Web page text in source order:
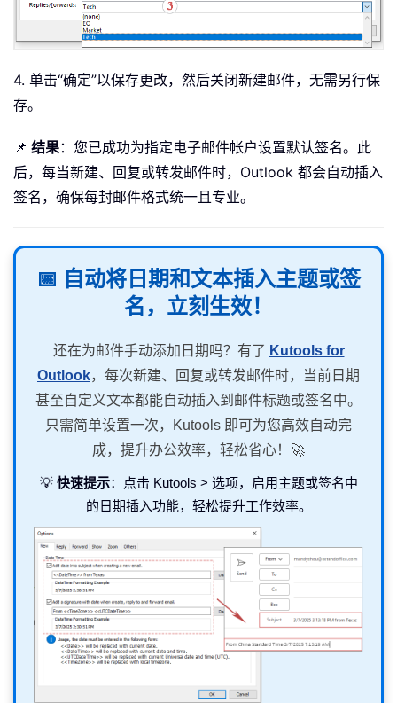
4. 单击“确定”以保存更改，然后关闭新建邮件，无需另行保
存。
📌 结果：您已成功为指定电子邮件帐户设置默认签名。此
后，每当新建、回复或转发邮件时，Outlook 都会自动插入
签名，确保每封邮件格式统一且专业。
📅 自动将日期和文本插入主题或签
名，立刻生效！
还在为邮件手动添加日期吗？有了 Kutools for
Outlook，每次新建、回复或转发邮件时，当前日期
甚至自定义文本都能自动插入到邮件标题或签名中。
只需简单设置一次，Kutools 即可为您高效自动完
成，提升办公效率，轻松省心！🚀
💡快速提示：点击 Kutools > 选项，启用主题或签名中
的日期插入功能，轻松提升工作效率。